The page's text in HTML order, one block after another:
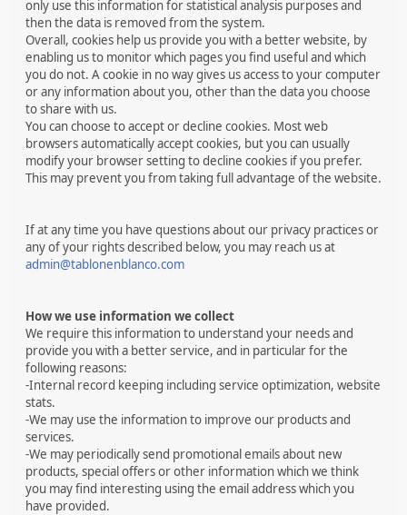
only use this information for statistical analysis purposes and
then the data is removed from the system.
Overall, cookies help us provide you with a better website, by
enabling us to monitor which pages you find useful and which
you do not. A cookie in no way gives us access to your computer
or any information about you, other than the data you choose
to share with us.
You can choose to accept or decline cookies. Most web
browsers automatically accept cookies, but you can usually
modify your browser setting to decline cookies if you prefer.
This may prevent you from taking full advantage of the website.
If at any time you have questions about our privacy practices or
any of your rights described below, you may reach us at
admin@tablonenblanco.com
How we use information we collect
We require this information to understand your needs and
provide you with a better service, and in particular for the
following reasons:
-Internal record keeping including service optimization, website
stats.
-We may use the information to improve our products and
services.
-We may periodically send promotional emails about new
products, special offers or other information which we think
you may find interesting using the email address which you
have provided.